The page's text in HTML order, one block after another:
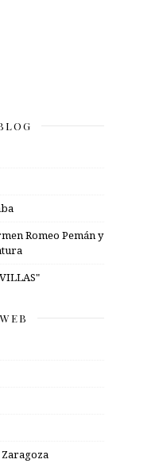
Romeo Pemán y